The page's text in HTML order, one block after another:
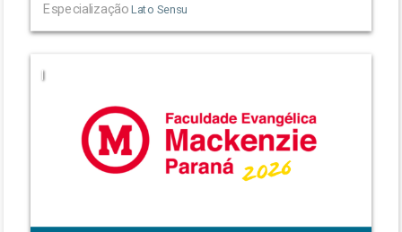
Especialização Lato Sensu
|